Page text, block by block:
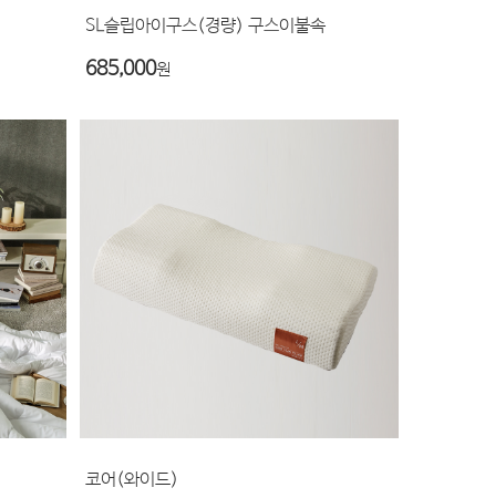
SL슬립아이구스(경량) 구스이불속
685,000원
코어(와이드)